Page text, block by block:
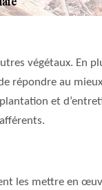
végétaux. En
répondre au
et
les mettre en